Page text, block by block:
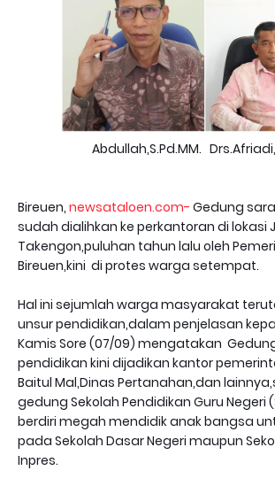
Abdullah,S.Pd.MM.
Bireuen, newsataloen.com- Gedung
sudah dialihkan ke perkantoran di lokasi
Takengon,puluhan tahun lalu oleh
Bireuen,kini di protes warga setempat.
Hal ini sejumlah warga masyarakat
unsur pendidikan,dalam penjelasan
Kamis Sore (07/09) mengatakan
pendidikan kini dijadikan kantor
Baitul Mal,Dinas Pertanahan,dan
gedung Sekolah Pendidikan Guru Negeri
berdiri megah mendidik anak bangsa
pada Sekolah Dasar Negeri maupun
Inpres.